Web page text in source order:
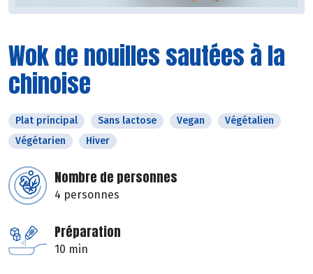
Wok de nouilles sautées à la
chinoise
Plat principal Sans lactose Vegan
Végétalien
Végétarien
Hiver
Nombre de personnes
4 personnes
Préparation
10 min